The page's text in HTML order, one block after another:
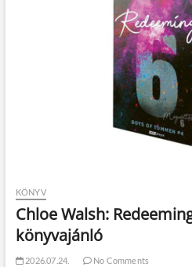
KÖNYV
Chloe Walsh:
könyvajánló
2026.07.24. No Comments